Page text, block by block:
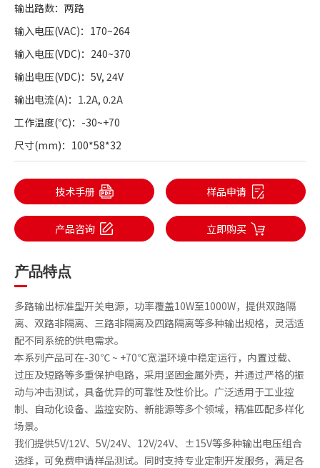
输出路数：两路
输入电压(VAC)：170~264
输入电压(VDC)：240~370
输出电压(VDC)：5V, 24V
输出电流(A)：1.2A, 0.2A
工作温度(℃)：-30~+70
尺寸(mm)：100*58*32
技术手册 样品申请
产品咨询 立即购买
产品特点
多路输出标准型开关电源，功率覆盖10W至1000W，提供双路隔
离、双路非隔离、三路非隔离及四路隔离等多种输出规格，灵活适
配不同系统的供电需求。
本系列产品可在-30℃ ~ +70℃宽温环境中稳定运行，内置过载、
过压及短路等多重保护电路，采用坚固金属外壳，并通过严格的振
动与冲击测试，具备优异的可靠性及性价比。广泛适用于工业控
制、自动化设备、监控安防、新能源等多个领域，精准匹配多样化
场景。
我们提供5V/12V、5V/24V、12V/24V、±15V等多种输出电压组合
选择，可免费申请样品测试。同时支持专业定制开发服务，满足各